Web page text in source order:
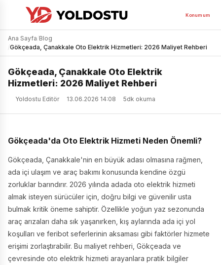
Konumum
Ana Sayfa/Blog
/Gökçeada, Çanakkale Oto Elektrik Hizmetleri: 2026 Maliyet Rehberi
Gökçeada, Çanakkale Oto Elektrik
Hizmetleri: 2026 Maliyet Rehberi
Yoldostu Editör 13.06.2026 14:08 5dk okuma
Gökçeada'da Oto Elektrik Hizmeti Neden Önemli?
Gökçeada, Çanakkale'nin en büyük adası olmasına rağmen,
ada içi ulaşım ve araç bakımı konusunda kendine özgü
zorluklar barındırır. 2026 yılında adada oto elektrik hizmeti
almak isteyen sürücüler için, doğru bilgi ve güvenilir usta
bulmak kritik öneme sahiptir. Özellikle yoğun yaz sezonunda
araç arızaları daha sık yaşanırken, kış aylarında ada içi yol
koşulları ve feribot seferlerinin aksaması gibi faktörler hizmete
erişimi zorlaştırabilir. Bu maliyet rehberi, Gökçeada ve
çevresinde oto elektrik hizmeti arayanlara pratik bilgiler